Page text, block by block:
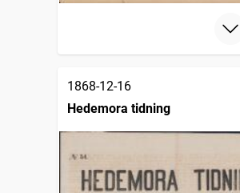
1868-12-16
Hedemora tidning